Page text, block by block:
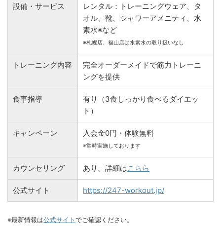
設備・サービス
レンタル：トレーニングウェア、タ
オル、靴、シャワーアメニティ、水
素水※など
※札幌店、福山店は水素水の取り扱いなし
トレーニング内容
完全オーダーメイドで筋力トレーニ
ングを提供
食事指導
有り（3食しっかり食べるダイエッ
ト）
キャンペーン 入会金0円・体験無料
※常時実施しております
カウンセリング あり。詳細はこちら
公式サイト https://247-workout.jp/
※最新情報は公式サイト でご確認ください。